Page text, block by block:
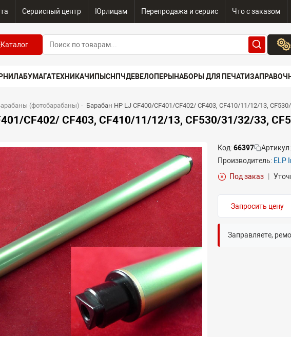
Сервисный центр Юрлицам Перепродажа и сервис Что с заказом
Каталог
БУМАГАТЕХНИКАЧИПЫСНПЧДЕВЕЛОПЕРЫ НАБОРЫ ДЛЯ ПЕЧАТИ
(фотобарабаны) - Барабан HP LJ CF400/CF401/CF402/ CF403, CF410/11/12/13,
CF402/ CF403, CF410/11/12/13, CF530/31/32/33,
Код:66397 Артикул:
Производитель: ELP
Под заказ
Запросить цену
Заправляете,